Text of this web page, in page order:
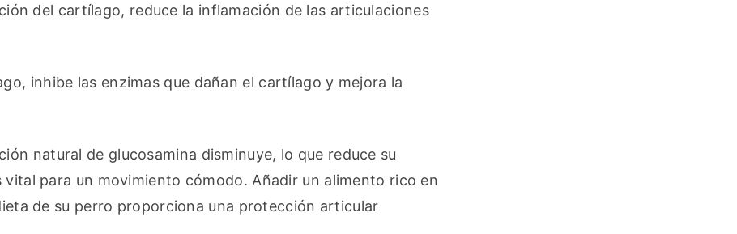
del cartílago, reduce la inflamación de las articulaciones
inhibe las enzimas que dañan el cartílago y mejora la
natural de glucosamina disminuye, lo que reduce su
para un movimiento cómodo. Añadir un alimento rico en
de su perro proporciona una protección articular